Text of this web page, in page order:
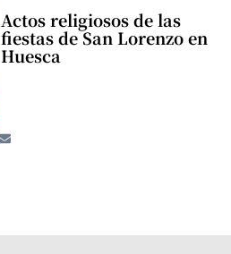
Actos religiosos de las
fiestas de San Lorenzo en
Huesca